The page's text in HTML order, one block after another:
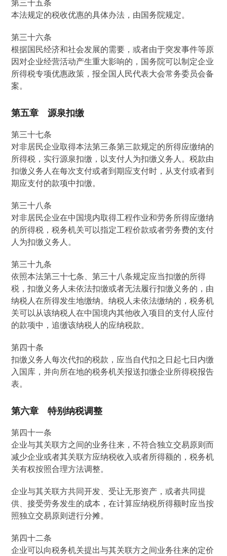
第三十五条
本法规定的税收优惠的具体办法，由国务院规定。
第三十六条
根据国民经济和社会发展的需要，或者由于突发事件等原
因对企业经营活动产生重大影响的，国务院可以制定企业
所得税专项优惠政策，报全国人民代表大会常务委员会备
案。
第五章 源泉扣缴
第三十七条
对非居民企业取得本法第三条第三款规定的所得应缴纳的
所得税，实行源泉扣缴，以支付人为扣缴义务人。税款由
扣缴义务人在每次支付或者到期应支付时，从支付或者到
期应支付的款项中扣缴。
第三十八条
对非居民企业在中国境内取得工程作业和劳务所得应缴纳
的所得税，税务机关可以指定工程价款或者劳务费的支付
人为扣缴义务人。
第三十九条
依照本法第三十七条、第三十八条规定应当扣缴的所得
税，扣缴义务人未依法扣缴或者无法履行扣缴义务的，由
纳税人在所得发生地缴纳。纳税人未依法缴纳的，税务机
关可以从该纳税人在中国境内其他收入项目的支付人应付
的款项中，追缴该纳税人的应纳税款。
第四十条
扣缴义务人每次代扣的税款，应当自代扣之日起七日内缴
入国库，并向所在地的税务机关报送扣缴企业所得税报告
表。
第六章 特别纳税调整
第四十一条
企业与其关联方之间的业务往来，不符合独立交易原则而
减少企业或者其关联方应纳税收入或者所得额的，税务机
关有权按照合理方法调整。
企业与其关联方共同开发、受让无形资产，或者共同提
供、接受劳务发生的成本，在计算应纳税所得额时应当按
照独立交易原则进行分摊。
第四十二条
企业可以向税务机关提出与其关联方之间业务往来的定价